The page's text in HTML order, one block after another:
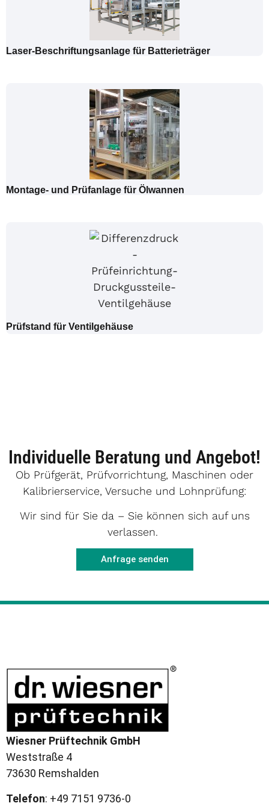
Laser-Beschriftungsanlage für Batterieträger
Montage- und Prüfanlage für Ölwannen
Prüfstand für Ventilgehäuse
Individuelle Beratung und Angebot!
Ob Prüfgerät, Prüfvorrichtung, Maschinen oder
Kalibrierservice, Versuche und Lohnprüfung:
Wir sind für Sie da – Sie können sich auf uns
verlassen.
Anfrage senden
Wiesner Prüftechnik GmbH
Weststraße 4
73630 Remshalden
Telefon: +49 7151 9736-0